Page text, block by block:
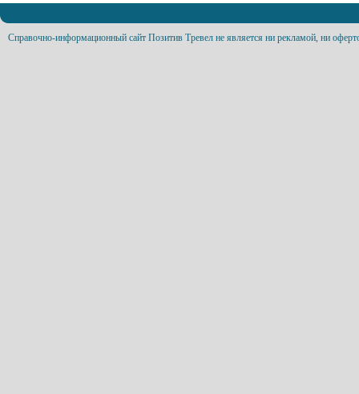
Справочно-информационный сайт Позитив Тревел не является ни рекламой, ни